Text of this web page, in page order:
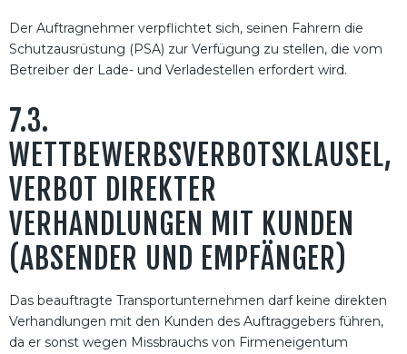
Der Auftragnehmer verpflichtet sich, seinen Fahrern die
Schutzausrüstung (PSA) zur Verfügung zu stellen, die vom
Betreiber der Lade- und Verladestellen erfordert wird.
7.3.
WETTBEWERBSVERBOTSKLAUSEL,
VERBOT DIREKTER
VERHANDLUNGEN MIT KUNDEN
(ABSENDER UND EMPFÄNGER)
Das beauftragte Transportunternehmen darf keine direkten
Verhandlungen mit den Kunden des Auftraggebers führen,
da er sonst wegen Missbrauchs von Firmeneigentum